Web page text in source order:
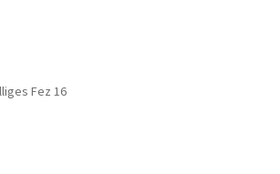
Fez 16